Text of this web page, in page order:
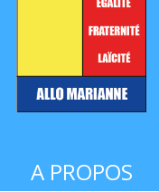
A PROPOS